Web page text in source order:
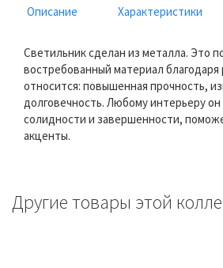
Описание Характеристики
Светильник сделан из металла. Это
востребованный материал благодаря
относится: повышенная прочность,
долговечность. Любому интерьеру
солидности и завершенности,
акценты.
Другие товары этой